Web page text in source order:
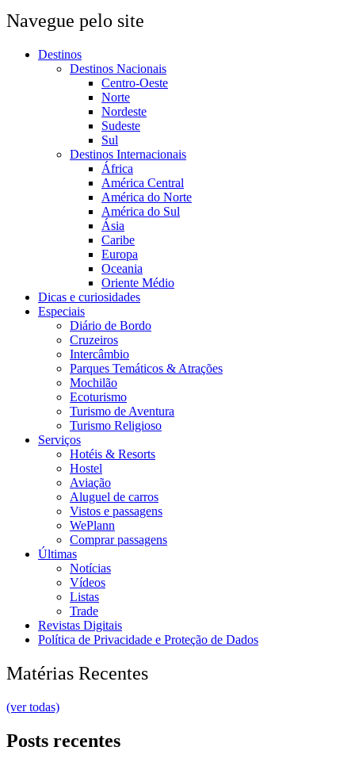
Navegue pelo site
Destinos
Destinos Nacionais
Centro-Oeste
Norte
Nordeste
Sudeste
Sul
Destinos Internacionais
África
América Central
América do Norte
América do Sul
Ásia
Caribe
Europa
Oceania
Oriente Médio
Dicas e curiosidades
Especiais
Diário de Bordo
Cruzeiros
Intercâmbio
Parques Temáticos & Atrações
Mochilão
Ecoturismo
Turismo de Aventura
Turismo Religioso
Serviços
Hotéis & Resorts
Hostel
Aviação
Aluguel de carros
Vistos e passagens
WePlann
Comprar passagens
Últimas
Notícias
Vídeos
Listas
Trade
Revistas Digitais
Política de Privacidade e Proteção de Dados
Matérias Recentes
(ver todas)
Posts recentes